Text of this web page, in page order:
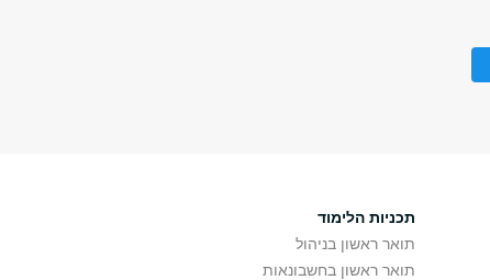
תכניות הלימוד
תואר ראשון בניהול
תואר ראשון בחשבונאות